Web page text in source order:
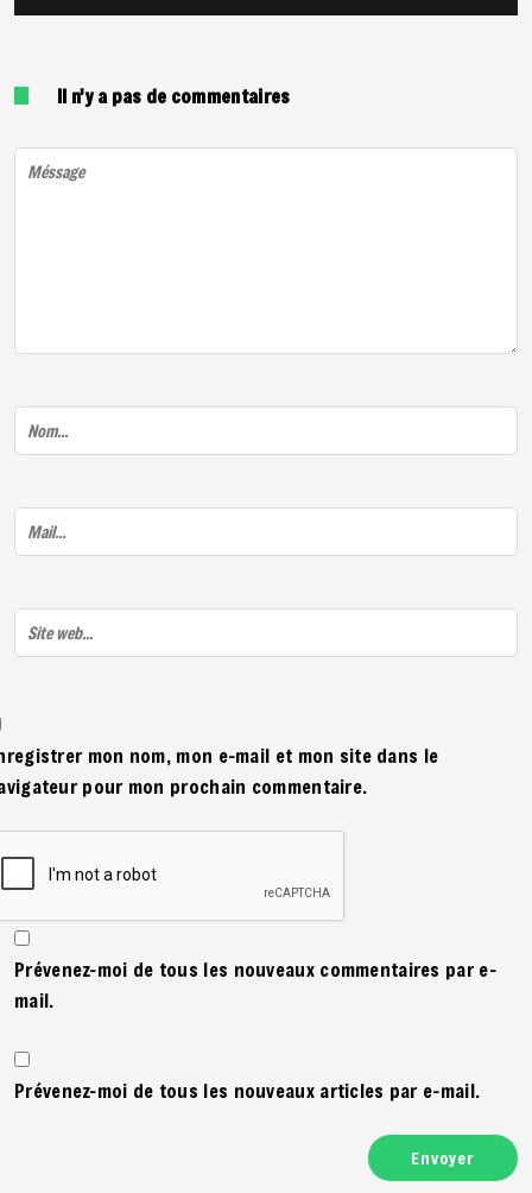
Il n'y a pas de commentaires
mon nom, mon e-mail et mon site dans le
pour mon prochain commentaire.
Prévenez-moi de tous les nouveaux commentaires par e-
mail.
Prévenez-moi de tous les nouveaux articles par e-mail.